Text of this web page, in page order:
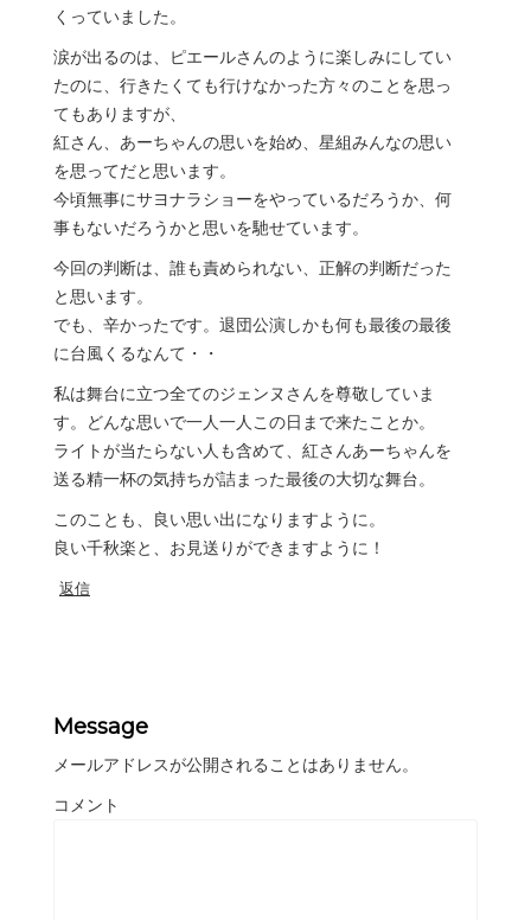
くっていました。
涙が出るのは、ピエールさんのように楽しみにしてい
たのに、行きたくても行けなかった方々のことを思っ
てもありますが、
紅さん、あーちゃんの思いを始め、星組みんなの思い
を思ってだと思います。
今頃無事にサヨナラショーをやっているだろうか、何
事もないだろうかと思いを馳せています。
今回の判断は、誰も責められない、正解の判断だった
と思います。
でも、辛かったです。退団公演しかも何も最後の最後
に台風くるなんて・・
私は舞台に立つ全てのジェンヌさんを尊敬していま
す。どんな思いで一人一人この日まで来たことか。
ライトが当たらない人も含めて、紅さんあーちゃんを
送る精一杯の気持ちが詰まった最後の大切な舞台。
このことも、良い思い出になりますように。
良い千秋楽と、お見送りができますように！
返信
Message
メールアドレスが公開されることはありません。
コメント